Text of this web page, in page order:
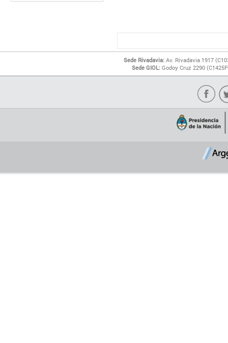
Sede Rivadavia: Av. Rivadavia 1917
Sede GIOL: Godoy Cruz 2290